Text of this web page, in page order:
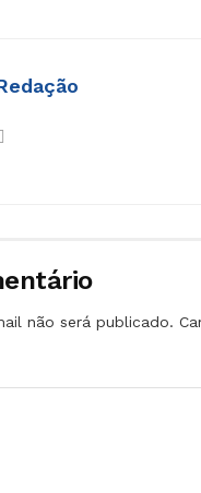
não será publicado.